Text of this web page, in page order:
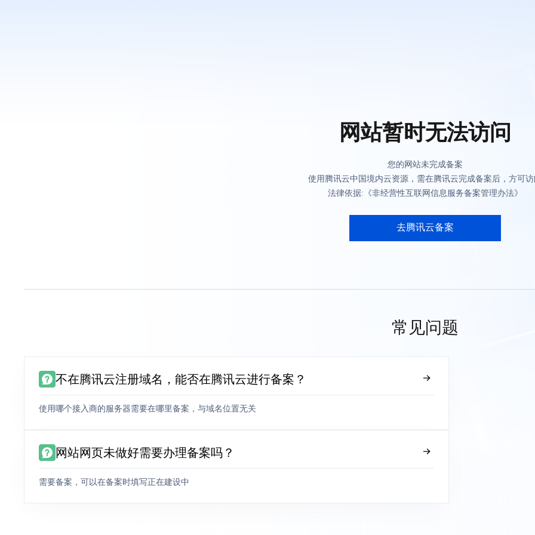
网站暂时无法访问
您的网站未完成备案
使用腾讯云中国境内云资源，需在腾讯云完成备案后，方可
法律依据:《非经营性互联网信息服务备案管理办法》
去腾讯云备案
常见问题
不在腾讯云注册域名，能否在腾讯云进行备案？
使用哪个接入商的服务器需要在哪里备案，与域名位置无关
网站网页未做好需要办理备案吗？
需要备案，可以在备案时填写正在建设中